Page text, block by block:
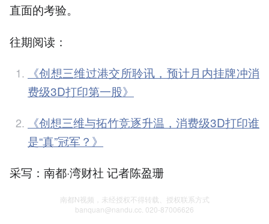
直面的考验。
往期阅读：
《创想三维过港交所聆讯，预计月内挂牌冲消
费级3D打印第一股》
《创想三维与拓竹竞逐升温，消费级3D打印谁
是“真”冠军？》
采写：南都·湾财社 记者陈盈珊
南都N视频，未经授权不得转载、授权联系方式
banquan@nandu.cc. 020-87006626